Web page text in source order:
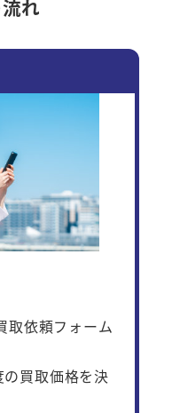
れ
取依頼フォーム
買取価格を決